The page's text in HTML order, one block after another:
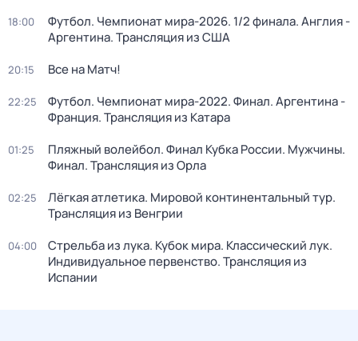
18:00
Футбол. Чемпионат мира-2026. 1/2 финала. Англия -
Аргентина. Трансляция из США
20:15 Все на Матч!
22:25
Футбол. Чемпионат мира-2022. Финал. Аргентина -
Франция. Трансляция из Катара
01:25
Пляжный волейбол. Финал Кубка России. Мужчины.
Финал. Трансляция из Орла
02:25
Лёгкая атлетика. Мировой континентальный тур.
Трансляция из Венгрии
04:00
Стрельба из лука. Кубок мира. Классический лук.
Индивидуальное первенство. Трансляция из
Испании